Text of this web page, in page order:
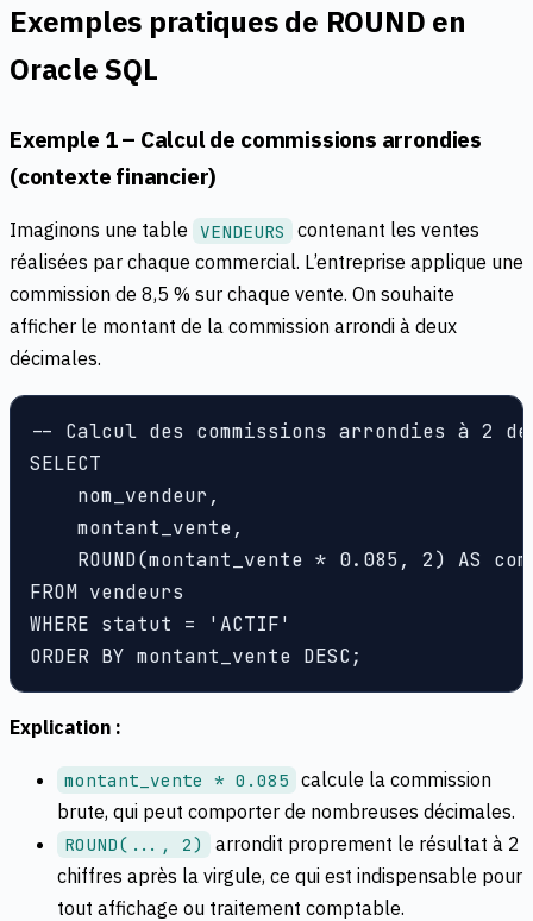
Exemples pratiques de ROUND en
Oracle SQL
Exemple 1 – Calcul de commissions arrondies
(contexte financier)
Imaginons une table VENDEURS
contenant les ventes
réalisées par chaque commercial. L’entreprise applique une
commission de 8,5 % sur chaque vente. On souhaite
afficher le montant de la commission arrondi à deux
décimales.
-- Calcul des commissions arrondies à 2
SELECT
    nom_vendeur,
    montant_vente,
ROUND(montant_vente * 0.085, 2) AS
FROM vendeurs
WHERE statut = 'ACTIF'
Explication :
montant_vente * 0.085 calcule la commission
brute, qui peut comporter de nombreuses décimales.
ROUND(..., 2)
arrondit proprement le résultat à 2
chiffres après la virgule, ce qui est indispensable pour
tout affichage ou traitement comptable.